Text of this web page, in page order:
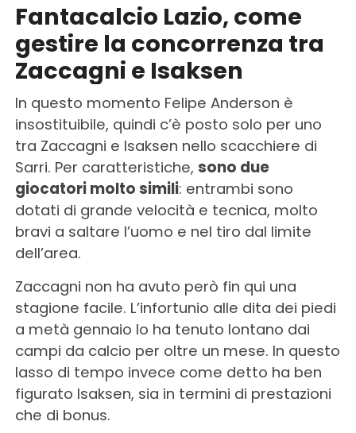
Fantacalcio Lazio, come
gestire la concorrenza tra
Zaccagni e Isaksen
In questo momento Felipe Anderson è
insostituibile, quindi c’è posto solo per uno
tra Zaccagni e Isaksen nello scacchiere di
Sarri. Per caratteristiche, sono due
giocatori molto simili: entrambi sono
dotati di grande velocità e tecnica, molto
bravi a saltare l’uomo e nel tiro dal limite
dell’area.
Zaccagni non ha avuto però fin qui una
stagione facile. L’infortunio alle dita dei piedi
a metà gennaio lo ha tenuto lontano dai
campi da calcio per oltre un mese. In questo
lasso di tempo invece come detto ha ben
figurato Isaksen, sia in termini di prestazioni
che di bonus.